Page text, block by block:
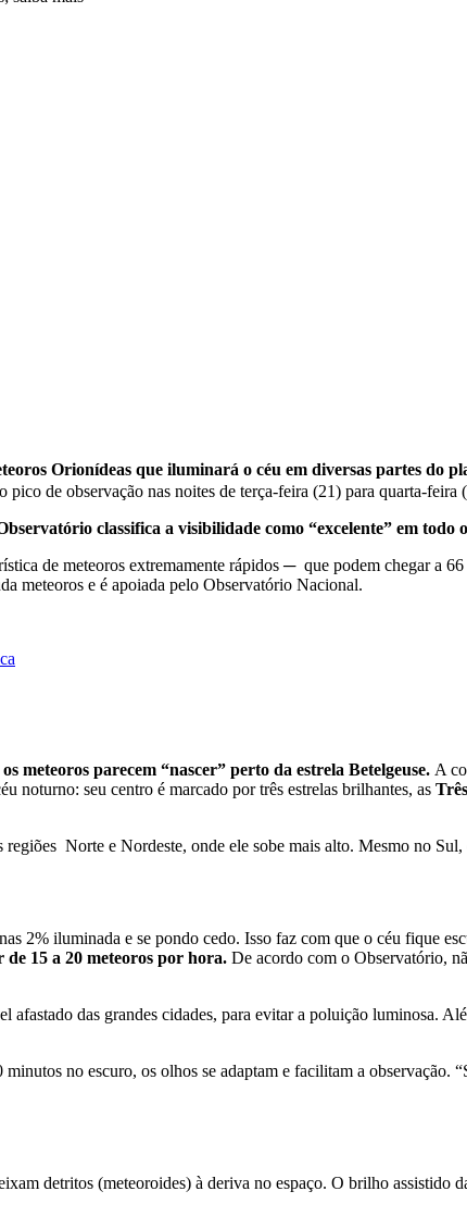
Orionídeas que iluminará o céu em diversas partes do
de observação nas noites de terça-feira (21) para quarta-feira
classifica a visibilidade como “excelente” em todo
de meteoros extremamente rápidos ─ que podem chegar a
meteoros e é apoiada pelo Observatório Nacional.
meteoros parecem “nascer” perto da estrela Betelgeuse. A
noturno: seu centro é marcado por três estrelas brilhantes, as
Norte e Nordeste, onde ele sobe mais alto. Mesmo no
2% iluminada e se pondo cedo. Isso faz com que o céu fique
de 15 a 20 meteoros por hora. De acordo com o Observatório,
afastado das grandes cidades, para evitar a poluição luminosa.
no escuro, os olhos se adaptam e facilitam a observação.
detritos (meteoroides) à deriva no espaço. O brilho assistido